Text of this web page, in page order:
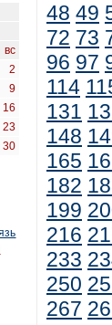
вс
2
9
16
23
30
48 49
72 73
96 97
114
131
148
165
182
199
216
233
250
267